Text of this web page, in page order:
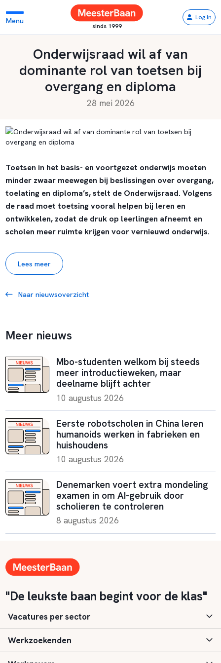
Menu
sinds 1999
Log in
Onderwijsraad wil af van
dominante rol van toetsen bij
overgang en diploma
28 mei 2026
Toetsen in het basis- en voortgezet onderwijs moeten
minder zwaar meewegen bij beslissingen over overgang,
toelating en diploma’s, stelt de Onderwijsraad. Volgens
de raad moet toetsing vooral helpen bij leren en
ontwikkelen, zodat de druk op leerlingen afneemt en
scholen meer ruimte krijgen voor vernieuwd onderwijs.
Lees meer
Naar nieuwsoverzicht
Meer nieuws
Mbo-studenten welkom bij steeds
meer introductieweken, maar
deelname blijft achter
10 augustus 2026
Eerste robotscholen in China leren
humanoids werken in fabrieken en
huishoudens
10 augustus 2026
Denemarken voert extra mondeling
examen in om AI-gebruik door
scholieren te controleren
8 augustus 2026
"De leukste baan begint voor de klas"
Vacatures per sector
Basisonderwijs
Werkzoekenden